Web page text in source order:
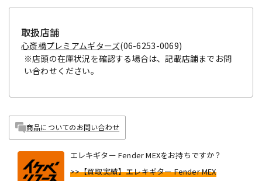
取扱店舗
心斎橋プレミアムギターズ(06-6253-0069)
※店頭の在庫状況を確認する場合は、記載店舗までお問
い合わせください。
商品についてのお問い合わせ
エレキギター Fender MEXをお持ちですか？
>>【買取実績】エレキギター Fender MEX